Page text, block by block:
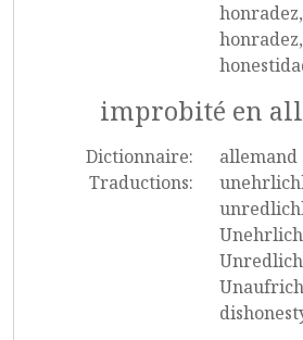
improbité en
Dictionnaire:
allemand
Traductions: